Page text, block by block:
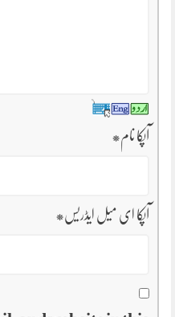
آپکا نام*
آپکا ای میل ایڈریس*